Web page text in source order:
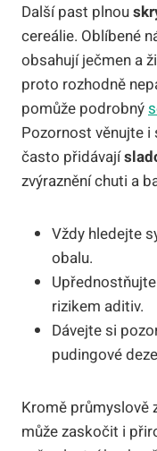
Další past plnou
cereálie. Oblíbené
obsahují ječmen a
proto rozhodně
pomůže podrobný
Pozornost věnujte
často přidávají
zvýraznění chuti a
Vždy hledejte
obalu.
rizikem aditiv.
Dávejte si
pudingové
Kromě průmyslově
může zaskočit i